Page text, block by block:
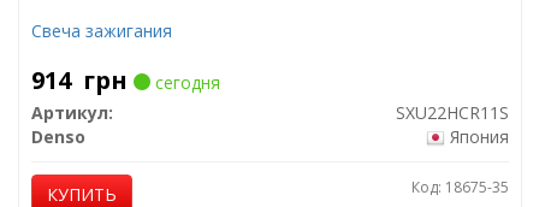
Свеча зажигания
914 грн
сегодня
Артикул:
SXU22HCR11S
Denso
Япония
КУПИТЬ Код: 18675-35